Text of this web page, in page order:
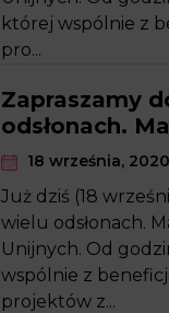
której wspólnie z
pro...
Zapraszamy
odsłonach.
18 września, 2020
Już dziś (18
wielu odsłonach.
Unijnych. Od
wspólnie z
projektów z...